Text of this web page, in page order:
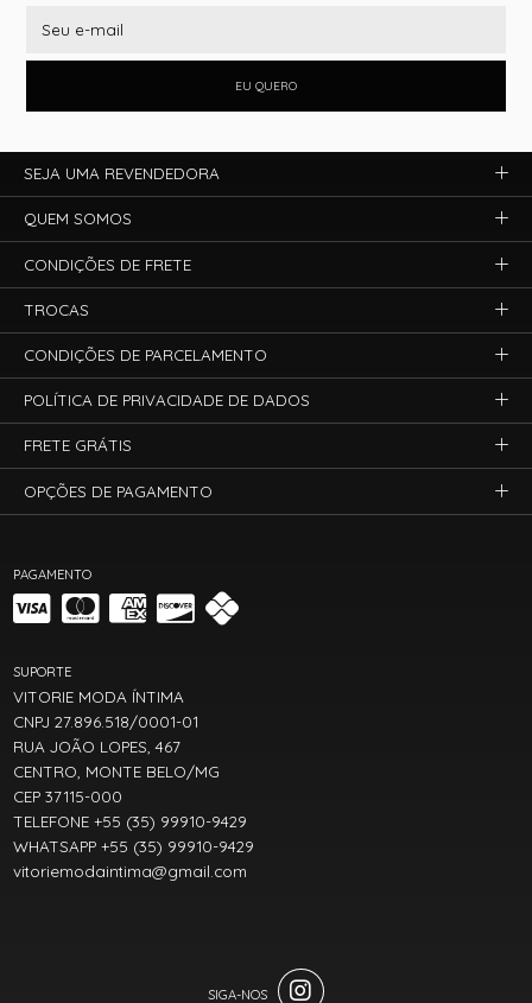
EU QUERO
PAGAMENTO
SUPORTE
VITORIE MODA ÍNTIMA
CNPJ 27.896.518/0001-01
RUA JOÃO LOPES, 467
CENTRO, MONTE BELO/MG
CEP 37115-000
TELEFONE +55 (35) 99910-9429
WHATSAPP +55 (35) 99910-9429
vitoriemodaintima@gmail.com
SEJA UMA REVENDEDORA
QUEM SOMOS
CONDIÇÕES DE FRETE
TROCAS
CONDIÇÕES DE PARCELAMENTO
POLÍTICA DE PRIVACIDADE DE DADOS
FRETE GRÁTIS
OPÇÕES DE PAGAMENTO